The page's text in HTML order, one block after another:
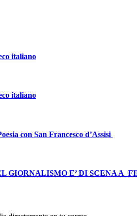
italiano
italiano
con San Francesco d’Assisi
GIORNALISMO E’ DI SCENA A